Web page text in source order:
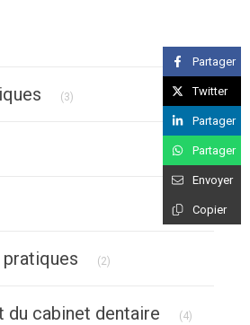
Partager
Twitter
Partager
Partager
Envoyer
Copier
(3)
(2)
du cabinet dentaire (4)